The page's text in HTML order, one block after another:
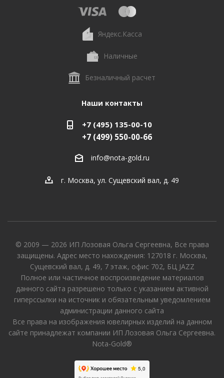
Яндекс.Касса
Наличные
Безналичный расчет
Наши контакты
+7 (495) 135-00-10
+7 (499) 550-00-66
info@nota-gold.ru
г. Москва, ул. Сущевский вал, д. 49
© 2009 — 2026 ИП Лозовая Ольга Сергеевна, Все права
защищены. Адрес место нахождения: 127018 г. Москва,
Сущевский вал, д. 49, 7 этаж, офис 702, БЦ JAZZ
Полное или частичное воспроизведение материалов
данного сайта разрешено только с указанием активной
гиперссылки на источник и обязательным уведомлением
администрации данного сайта
Все права на изображения ювелирных изделий на данном
сайте принадлежат компании ИП Лозовая Ольга Сергеевна.
Nota-Gold®